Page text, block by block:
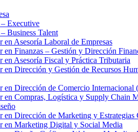
Executive
Business Talent
en Asesoría Laboral de Empresas
en Finanzas – Gestión y Dirección
en Asesoría Fiscal y Práctica Tributaria
en Dirección y Gestión de Recursos
en Dirección de Comercio
en Compras, Logística y Supply Chain
en Dirección de Marketing y Estrategias
en Marketing Digital y Social Media